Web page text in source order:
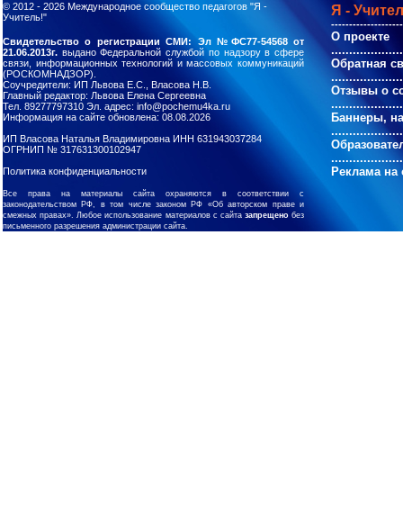
© 2012 - 2026 Международное сообщество педагогов "Я -
Учитель!"
Я -
О проекте
Обратная
Отзывы о
Баннеры,
Реклама на
Свидетельство о регистрации СМИ: Эл №ФС77-54568 от
21.06.2013г. выдано Федеральной службой по надзору в сфере
связи, информационных технологий и массовых коммуникаций
(РОСКОМНАДЗОР).
Соучредители: ИП Львова Е.С., Власова Н.В.
Главный редактор: Львова Елена Сергеевна
Тел. 89277797310 Эл. адрес: info@pochemu4ka.ru
Информация на сайте обновлена: 08.08.2026
ИП Власова Наталья Владимировна ИНН 631943037284
ОГРНИП № 317631300102947
Политика конфиденциальности
Все права на материалы сайта охраняются в соответствии с
законодательством РФ, в том числе законом РФ «Об авторском праве и
смежных правах». Любое использование материалов с сайта запрещенобез
письменного разрешения администрации сайта.